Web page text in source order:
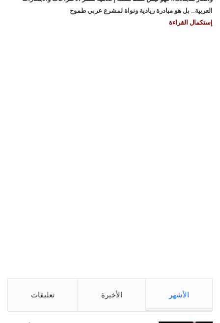
العربية.. بل هو مبادرة ريادية ونواة لمشرع عربي طموح
إستكمال القراءة
الأشهر الأخيرة تعليقات